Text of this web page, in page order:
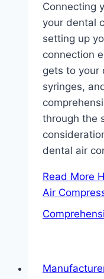
Connecting
your dental
setting up
connection
gets to your
syringes,
through the
dental air
Read More
Air